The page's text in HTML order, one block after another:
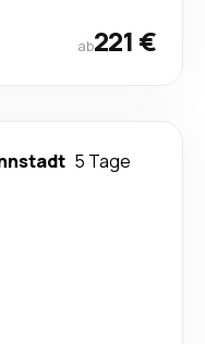
ab221 €
5 Tage